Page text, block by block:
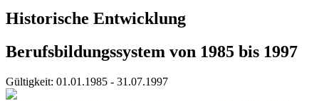
Historische Entwicklung
Berufsbildungssystem von 1985 bis 1997
Gültigkeit: 01.01.1985 - 31.07.1997